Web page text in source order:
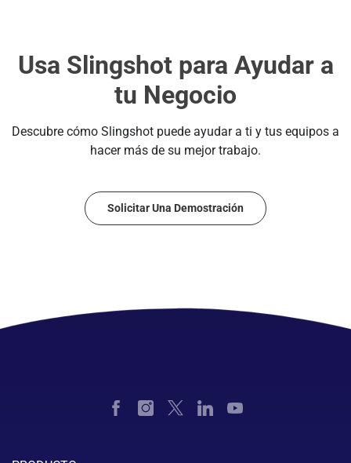
Usa Slingshot para Ayudar a
tu Negocio
Descubre cómo Slingshot puede ayudar a ti y tus equipos a
hacer más de su mejor trabajo.
Solicitar Una Demostración